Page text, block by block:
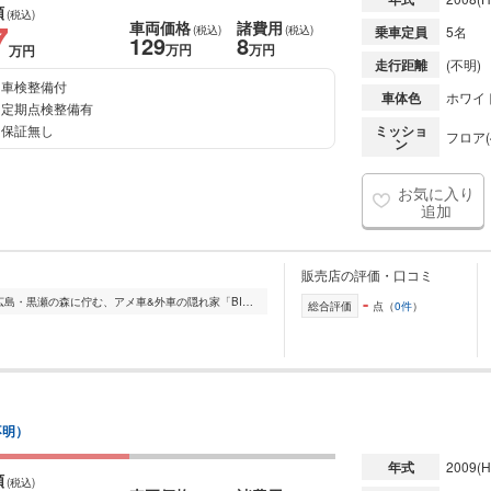
(税込)
万円
車両価格(税込)
129万円
諸費用 (税込)
8万円
車検整備付
定期点検整備有
保証無し
乗車定員 5名
走行距離 (不明)
車体色 ホワイ
ミッショ
ン フロア
お気に入り
追加
★☆★ 【BIG FOOT】です ★☆★ 東広島・黒瀬の森に佇む、アメ車&外車の隠れ家「BIGFOOT」 「外車やアメ車に憧れはあるけれど、維持費やメンテナンスが不安…」 ...
販売店の評価・口コミ
総合評価 - 点（0件）
）
(税込)
年式 2009